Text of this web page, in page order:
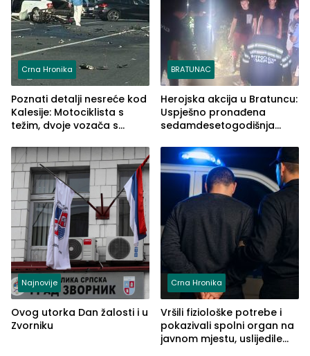
Crna Hronika
Poznati detalji nesreće kod
Kalesije: Motociklista s
težim, dvoje vozača s
BRATUNAC
Herojska akcija u Bratuncu:
Uspješno pronađena
sedamdesetogodišnja
Kravice.
Najnovije
Ovog utorka Dan žalosti i u
Zvorniku
Crna Hronika
Vršili fiziološke potrebe i
pokazivali spolni organ na
javnom mjestu, uslijedile